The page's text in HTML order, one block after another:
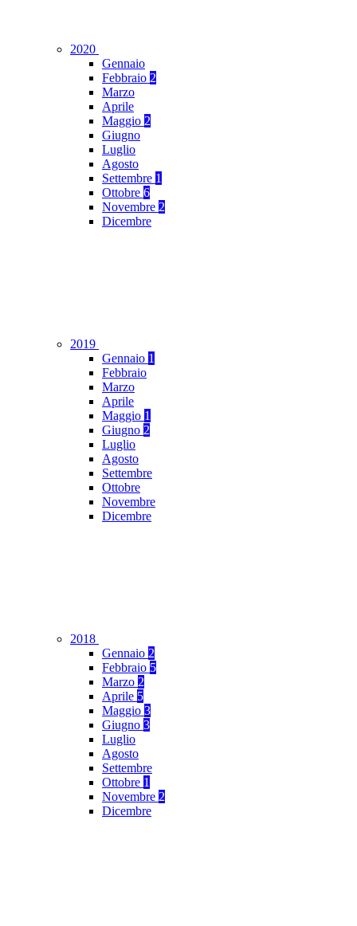
2020
Gennaio
Febbraio 2
Marzo
Aprile
Maggio 2
Giugno
Luglio
Agosto
Settembre 1
Ottobre 6
Novembre 2
Dicembre
2019
Gennaio 1
Febbraio
Marzo
Aprile
Maggio 1
Giugno 2
Luglio
Agosto
Settembre
Ottobre
Novembre
Dicembre
2018
Gennaio 2
Febbraio 5
Marzo 2
Aprile 5
Maggio 3
Giugno 3
Luglio
Agosto
Settembre
Ottobre 1
Novembre 2
Dicembre